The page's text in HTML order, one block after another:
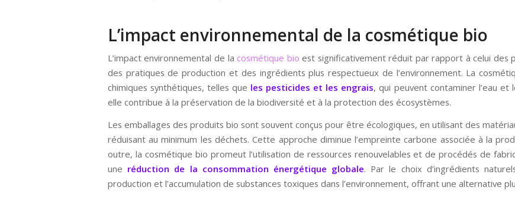
L’impact environnemental de la cosmétique bio
L’impact environnemental de lacosmétique bio est significativement réduit par rapport à celui des
des pratiques de production et des ingrédients plus respectueux de l’environnement. La
chimiques synthétiques, telles que les pesticides et les engrais, qui peuvent contaminer l’eau et
elle contribue à la préservation de la biodiversité et à la protection des écosystèmes.
Les emballages des produits bio sont souvent conçus pour être écologiques, en utilisant des
réduisant au minimum les déchets. Cette approche diminue l’empreinte carbone associée à la
outre, la cosmétique bio promeut l’utilisation de ressources renouvelables et de procédés de
une réduction de la consommation énergétique globale. Par le choix d’ingrédients
production et l’accumulation de substances toxiques dans l’environnement, offrant une alternative